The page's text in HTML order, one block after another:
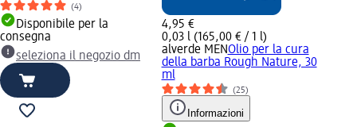
(4)
Disponibile per la
consegna
seleziona il negozio dm
4,95 €
0,03 l (165,00 € / 1 l)
alverde MENOlio per la cura
della barba Rough Nature, 30
ml
(25)
Informazioni